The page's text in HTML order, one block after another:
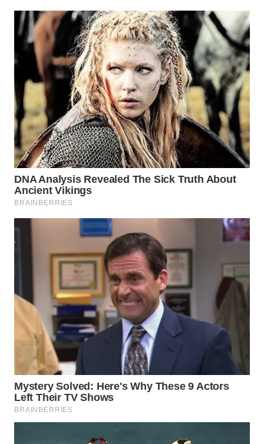
WN
SUBANG
WN
SUKABUMI
WN
PURWAKARTA
WN
PRIANGAN
TIMUR
WN
BOROBUDUR
WN
MADURA
WN
SURABAYA